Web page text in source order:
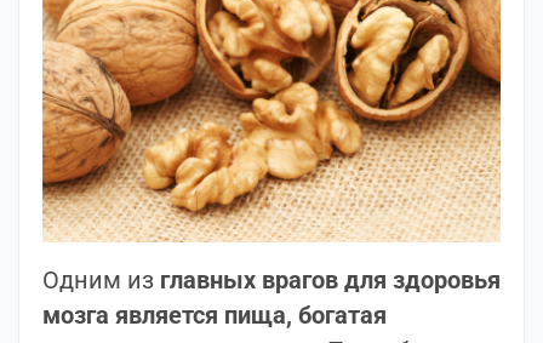
Одним из главных врагов для здоровья
мозга является пища, богатая